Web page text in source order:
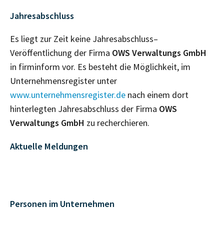
Jahresabschluss
Es liegt zur Zeit keine Jahresabschluss–
Veröffentlichung der Firma OWS Verwaltungs GmbH
in firminform vor. Es besteht die Möglichkeit, im
Unternehmensregister unter
www.unternehmensregister.de nach einem dort
hinterlegten Jahresabschluss der Firma OWS
Verwaltungs GmbH zu recherchieren.
Aktuelle Meldungen
Personen im Unternehmen